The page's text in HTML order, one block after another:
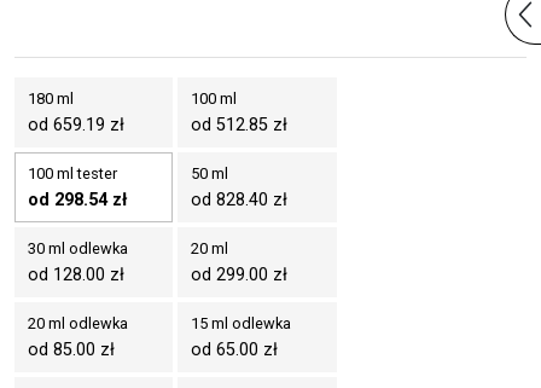
180 ml
od 659.19 zł
100 ml
od 512.85 zł
100 ml tester
od 298.54 zł
50 ml
od 828.40 zł
30 ml odlewka
od 128.00 zł
20 ml
od 299.00 zł
20 ml odlewka
od 85.00 zł
15 ml odlewka
od 65.00 zł